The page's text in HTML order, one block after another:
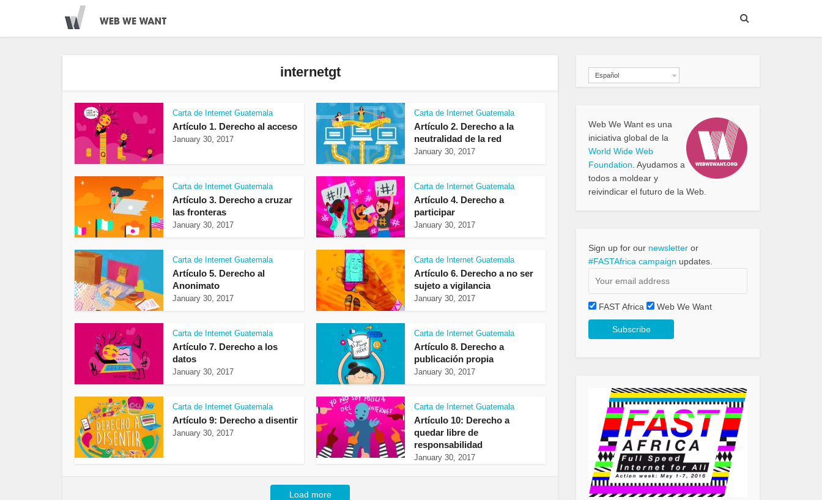
internetgt
Carta de Internet Guatemala
Artículo 1. Derecho al acceso
January 30, 2017
Carta de Internet Guatemala
Artículo 2. Derecho a la
neutralidad de la red
January 30, 2017
Carta de Internet Guatemala
Artículo 3. Derecho a cruzar
las fronteras
January 30, 2017
Carta de Internet Guatemala
Artículo 4. Derecho a
participar
January 30, 2017
Carta de Internet Guatemala
Artículo 5. Derecho al
Anonimato
January 30, 2017
Carta de Internet Guatemala
Artículo 6. Derecho a no ser
sujeto a vigilancia
January 30, 2017
Carta de Internet Guatemala
Artículo 7. Derecho a los
datos
January 30, 2017
Carta de Internet Guatemala
Artículo 8. Derecho a
publicación propia
January 30, 2017
Carta de Internet Guatemala
Artículo 9: Derecho a disentir
January 30, 2017
Carta de Internet Guatemala
Artículo 10: Derecho a
quedar libre de
responsabilidad
January 30, 2017
Load more
Español
Web We Want es una
iniciativa global de la
World Wide Web
Foundation . Ayudamos a
todos a moldear y
reivindicar el futuro de la Web.
Sign up for our newsletter or
#FASTAfrica campaign updates.
FAST Africa Web We Want